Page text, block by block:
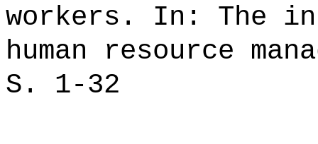
workers. In: The
human resource
S. 1-32